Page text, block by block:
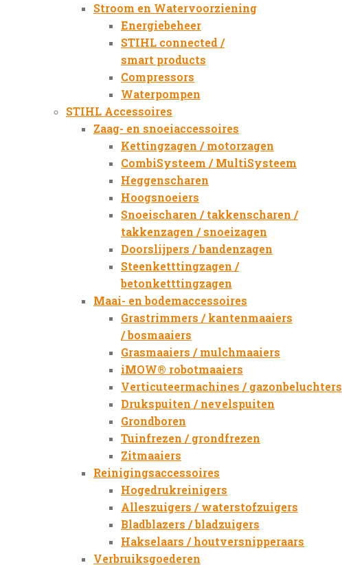
Stroom en Watervoorziening
Energiebeheer
STIHL connected /
smart products
Compressors
Waterpompen
STIHL Accessoires
Zaag- en snoeiaccessoires
Kettingzagen / motorzagen
CombiSysteem / MultiSysteem
Heggenscharen
Hoogsnoeiers
Snoeischaren / takkenscharen /
takkenzagen / snoeizagen
Doorslijpers / bandenzagen
Steenketttingzagen /
betonketttingzagen
Maai- en bodemaccessoires
Grastrimmers / kantenmaaiers
/ bosmaaiers
Grasmaaiers / mulchmaaiers
iMOW® robotmaaiers
Verticuteermachines / gazonbeluchters
Drukspuiten / nevelspuiten
Grondboren
Tuinfrezen / grondfrezen
Zitmaaiers
Reinigingsaccessoires
Hogedrukreinigers
Alleszuigers / waterstofzuigers
Bladblazers / bladzuigers
Hakselaars / houtversnipperaars
Verbruiksgoederen